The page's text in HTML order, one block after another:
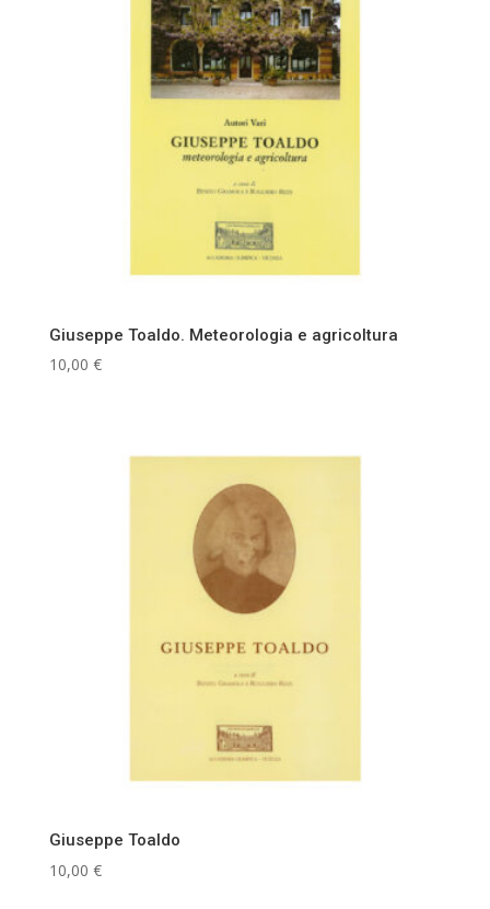
Giuseppe Toaldo. Meteorologia e agricoltura
10,00 €
Giuseppe Toaldo
10,00 €